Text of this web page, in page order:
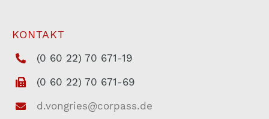
KONTAKT
(0 60 22) 70 671-19
(0 60 22) 70 671-69
d.vongries@corpass.de